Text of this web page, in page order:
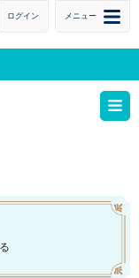
ログイン メニュー